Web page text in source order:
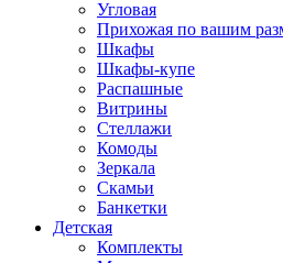
Угловая
Прихожая по вашим
Шкафы
Шкафы-купе
Распашные
Витрины
Стеллажи
Комоды
Зеркала
Скамьи
Банкетки
Детская
Комплекты